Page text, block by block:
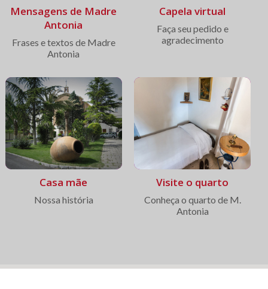
Mensagens de Madre
Antonia
Frases e textos de Madre
Antonia
Capela virtual
Faça seu pedido e
agradecimento
Casa mãe
Nossa história
Visite o quarto
Conheça o quarto de M.
Antonia